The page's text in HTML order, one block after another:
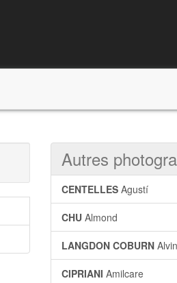
Autres
CENTELLES Agustí
CHU Almond
LANGDON COBURN Alvin
CIPRIANI Amilcare